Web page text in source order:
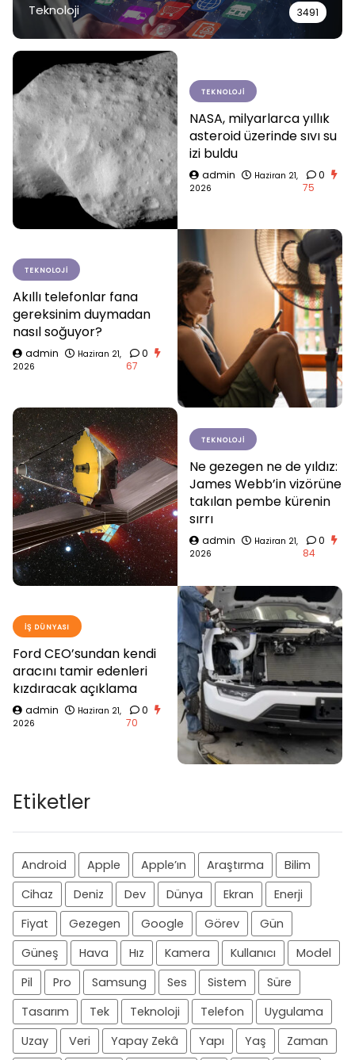
Teknoloji 3491
TEKNOLOJI
NASA, milyarlarca yıllık
asteroid üzerinde sıvı su
izi buldu
admin
Haziran 21,
2026
0
75
TEKNOLOJI
Akıllı telefonlar fana
gereksinim duymadan
nasıl soğuyor?
admin
Haziran 21,
2026
0
67
TEKNOLOJI
Ne gezegen ne de yıldız:
James Webb’in vizörüne
takılan pembe kürenin
sırrı
admin
Haziran 21,
2026
0
84
İŞ DÜNYASI
Ford CEO’sundan kendi
aracını tamir edenleri
kızdıracak açıklama
admin
Haziran 21,
2026
0
70
Etiketler
Android Apple Apple’ın Araştırma
Bilim
Cihaz
Deniz Dev Dünya Ekran
Enerji
Fiyat
Gezegen Google Görev
Gün
Güneş
Hava Hız Kamera Kullanıcı
Model
Pil
Pro Samsung Ses Sistem
Süre
Tasarım
Tek Teknoloji Telefon
Uygulama
Uzay
Veri Yapay Zekâ Yapı Yaş Zaman